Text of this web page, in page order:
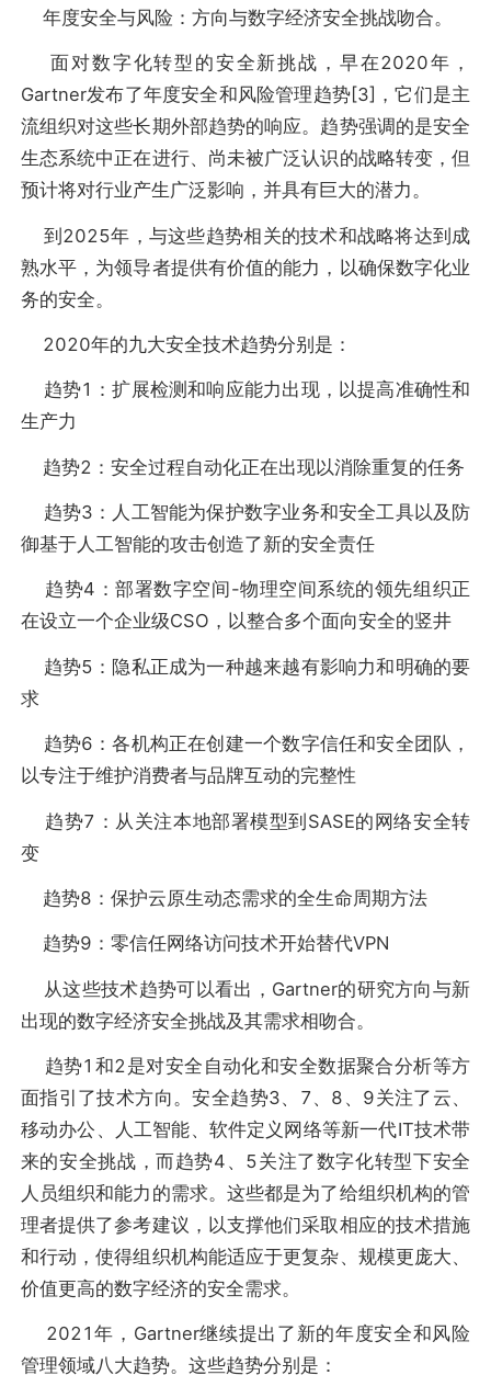
年度安全与风险：方向与数字经济安全挑战吻合。
面对数字化转型的安全新挑战，早在2020年，
Gartner发布了年度安全和风险管理趋势[3]，它们是主
流组织对这些长期外部趋势的响应。趋势强调的是安全
生态系统中正在进行、尚未被广泛认识的战略转变，但
预计将对行业产生广泛影响，并具有巨大的潜力。
到2025年，与这些趋势相关的技术和战略将达到成
熟水平，为领导者提供有价值的能力，以确保数字化业
务的安全。
2020年的九大安全技术趋势分别是：
趋势1：扩展检测和响应能力出现，以提高准确性和
生产力
趋势2：安全过程自动化正在出现以消除重复的任务
趋势3：人工智能为保护数字业务和安全工具以及防
御基于人工智能的攻击创造了新的安全责任
趋势4：部署数字空间-物理空间系统的领先组织正
在设立一个企业级CSO，以整合多个面向安全的竖井
趋势5：隐私正成为一种越来越有影响力和明确的要
求
趋势6：各机构正在创建一个数字信任和安全团队，
以专注于维护消费者与品牌互动的完整性
趋势7：从关注本地部署模型到SASE的网络安全转
变
趋势8：保护云原生动态需求的全生命周期方法
趋势9：零信任网络访问技术开始替代VPN
从这些技术趋势可以看出，Gartner的研究方向与新
出现的数字经济安全挑战及其需求相吻合。
趋势1和2是对安全自动化和安全数据聚合分析等方
面指引了技术方向。安全趋势3、7、8、9关注了云、
移动办公、人工智能、软件定义网络等新一代IT技术带
来的安全挑战，而趋势4、5关注了数字化转型下安全
人员组织和能力的需求。这些都是为了给组织机构的管
理者提供了参考建议，以支撑他们采取相应的技术措施
和行动，使得组织机构能适应于更复杂、规模更庞大、
价值更高的数字经济的安全需求。
2021年，Gartner继续提出了新的年度安全和风险
管理领域八大趋势。这些趋势分别是：